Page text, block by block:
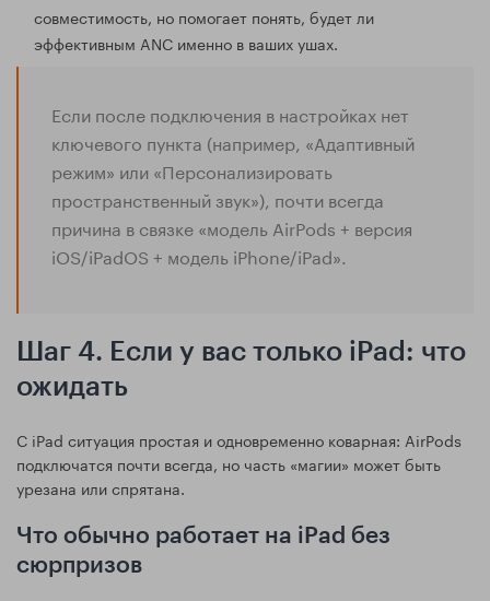
совместимость, но помогает понять, будет ли
эффективным ANC именно в ваших ушах.
Если после подключения в настройках нет
ключевого пункта (например, «Адаптивный
режим» или «Персонализировать
пространственный звук»), почти всегда
причина в связке «модель AirPods + версия
iOS/iPadOS + модель iPhone/iPad».
Шаг 4. Если у вас только iPad: что
ожидать
С iPad ситуация простая и одновременно коварная: AirPods
подключатся почти всегда, но часть «магии» может быть
урезана или спрятана.
Что обычно работает на iPad без
сюрпризов